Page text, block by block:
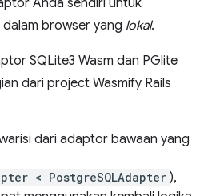
Anda sendiri untuk
browser yang lokal.
SQLite3 Wasm dan PGlite
dari project Wasmify Rails
dari adaptor bawaan yang
< PostgreSQLAdapter ),